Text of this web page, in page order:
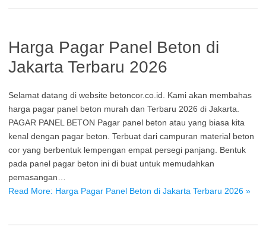
Harga Pagar Panel Beton di
Jakarta Terbaru 2026
Selamat datang di website betoncor.co.id. Kami akan membahas
harga pagar panel beton murah dan Terbaru 2026 di Jakarta.
PAGAR PANEL BETON Pagar panel beton atau yang biasa kita
kenal dengan pagar beton. Terbuat dari campuran material beton
cor yang berbentuk lempengan empat persegi panjang. Bentuk
pada panel pagar beton ini di buat untuk memudahkan
pemasangan…
Read More: Harga Pagar Panel Beton di Jakarta Terbaru 2026 »